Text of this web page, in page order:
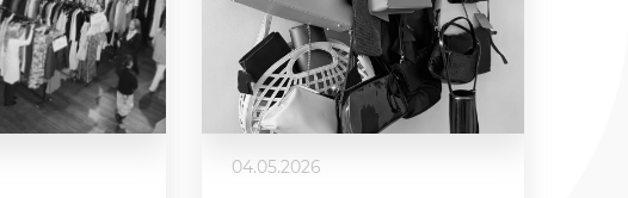
04.05.2026